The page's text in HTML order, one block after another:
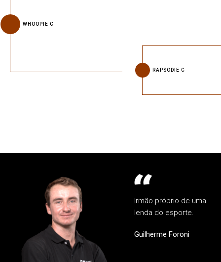
WHOOPIE C
RAPSODIE C
Irmão próprio de uma
lenda do esporte.
Guilherme Foroni